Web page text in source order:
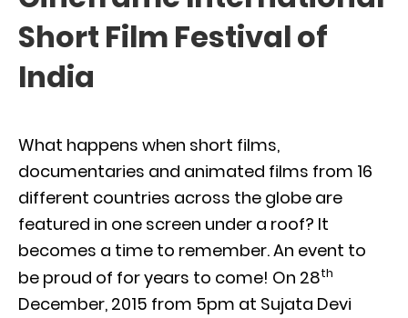
Short Film Festival of
India
What happens when short films,
documentaries and animated films from 16
different countries across the globe are
featured in one screen under a roof? It
becomes a time to remember. An event to
be proud of for years to come! On 28th
December, 2015 from 5pm at Sujata Devi